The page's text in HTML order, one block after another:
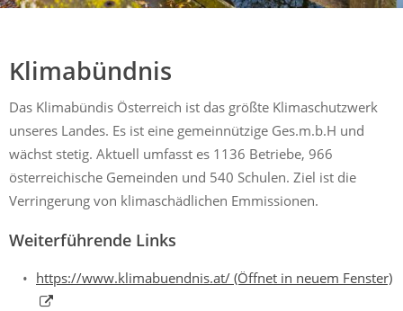
Klimabündnis
Das Klimabündis Österreich ist das größte Klimaschutzwerk
unseres Landes. Es ist eine gemeinnützige Ges.m.b.H und
wächst stetig. Aktuell umfasst es 1136 Betriebe, 966
österreichische Gemeinden und 540 Schulen. Ziel ist die
Verringerung von klimaschädlichen Emmissionen.
Weiterführende Links
https://www.klimabuendnis.at/ (Öffnet in neuem Fenster)